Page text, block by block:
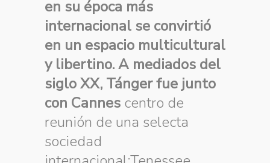
en su época más
internacional se convirtió
en un espacio multicultural
y libertino. A mediados del
siglo XX, Tánger fue junto
con Cannes centro de
reunión de una selecta
sociedad